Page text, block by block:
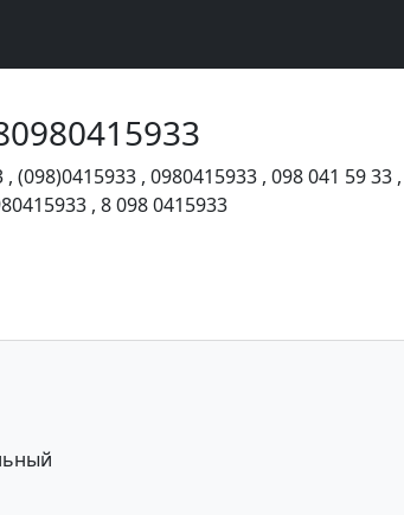
, (098)0415933 , 0980415933 , 098 041 59 33 ,
, 8 098 0415933